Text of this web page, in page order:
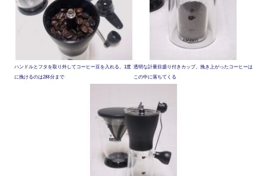
ハンドルとフタを取り外してコーヒー豆を入れる。1度
に挽けるのは2杯分まで
透明な計量目盛り付きカップ。挽き上がったコーヒーは
この中に落ちてくる